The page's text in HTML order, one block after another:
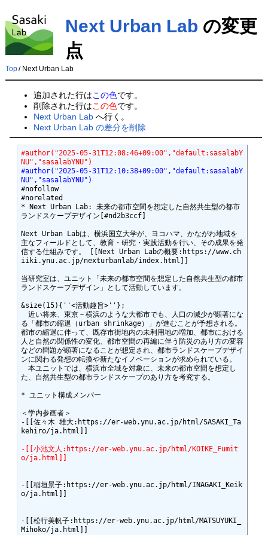
Next Urban Lab の変更
点
Top/ Next Urban Lab
追加された行はこの色です。
削除された行はこの色です。
Next Urban Lab へ行く。
Next Urban Lab の差分を削除
#author("2025-05-31T12:08:46+09:00","default:sasalabY
NU","sasalabYNU")
#author("2025-05-31T12:10:38+09:00","default:sasalabY
NU","sasalabYNU")
#nofollow
#norelated
* Next Urban Lab: 未来の都市空間を想定した自然共生型の都市
ランドスケープデザイン[#nd2b3ccf]
Next Urban Labは、横浜国立大学が、ヨコハマ、かながわ地域を
主なフィールドとして、教育・研究・実践活動を行い、その成果を発
信する仕組みです。 [[Next Urban Labの概要:https://www.ch
iiki.ynu.ac.jp/nexturbanlab/index.html]]
当研究室は、ユニット「未来の都市空間を想定した自然共生型の都市
ランドスケープデザイン」として活動しています。
&size(15){''<活動趣旨>''};
近い将来、東京－横浜のような大都市でも、人口の減少が顕著にな
る「都市の縮退（urban shrinkage）」が進むことが予想される。
都市の縮退に伴って、既存市街地内の未利用地の増加、都市における
人と自然の関係性の変化、都市空間の再編に伴う防災のあり方の変容
などの問題が顕著になることが想定され、都市ランドスケープデザイ
ンに関わる発想の転換や新たなイノベーションが求められている。
本ユニットでは、横浜市全域を対象に、未来の都市空間を想定し
た、自然共生型の都市ランドスケープのあり方を考究する。
* ユニット構成メンバー
＜学内参画者＞
-[[佐々木 雄大:https://er-web.ynu.ac.jp/html/SASAKI_Ta
kehiro/ja.html]]
-[[小池文人:https://er-web.ynu.ac.jp/html/KOIKE_Fumit
o/ja.html]]
-[[稲垣景子:https://er-web.ynu.ac.jp/html/INAGAKI_Keik
o/ja.html]]
-[[松行美帆子:https://er-web.ynu.ac.jp/html/MATSUYUKI_
Mihoko/ja.html]]